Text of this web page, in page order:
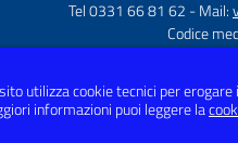
Tel 0331 66 81 62 - Mail:
Codice
utilizza cookie tecnici per
informazioni puoi leggere la